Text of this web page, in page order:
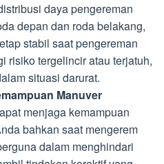
daya pengereman
depan dan roda belakang,
stabil saat pengereman
risiko tergelincir atau terjatuh,
situasi darurat.
Manuver
menjaga kemampuan
bahkan saat mengerem
dalam menghindari